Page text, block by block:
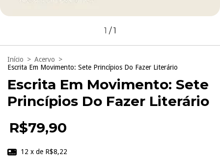
1 /1
Início > Acervo >
Escrita Em Movimento: Sete Princípios Do Fazer Literário
Escrita Em Movimento: Sete
Princípios Do Fazer Literário
R$79,90
12 x de R$8,22